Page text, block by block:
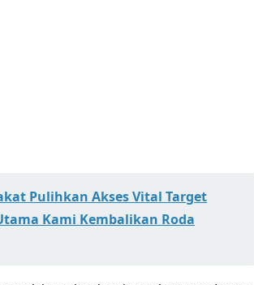
Pulihkan Akses Vital ​Target
Kami Kembalikan Roda